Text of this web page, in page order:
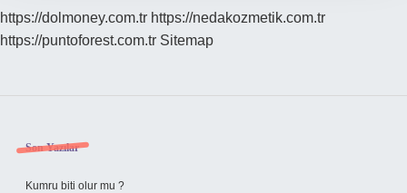
https://dolmoney.com.tr https://nedakozmetik.com.tr
https://puntoforest.com.tr Sitemap
Sidebar
Son Yazılar
Kumru biti olur mu ?